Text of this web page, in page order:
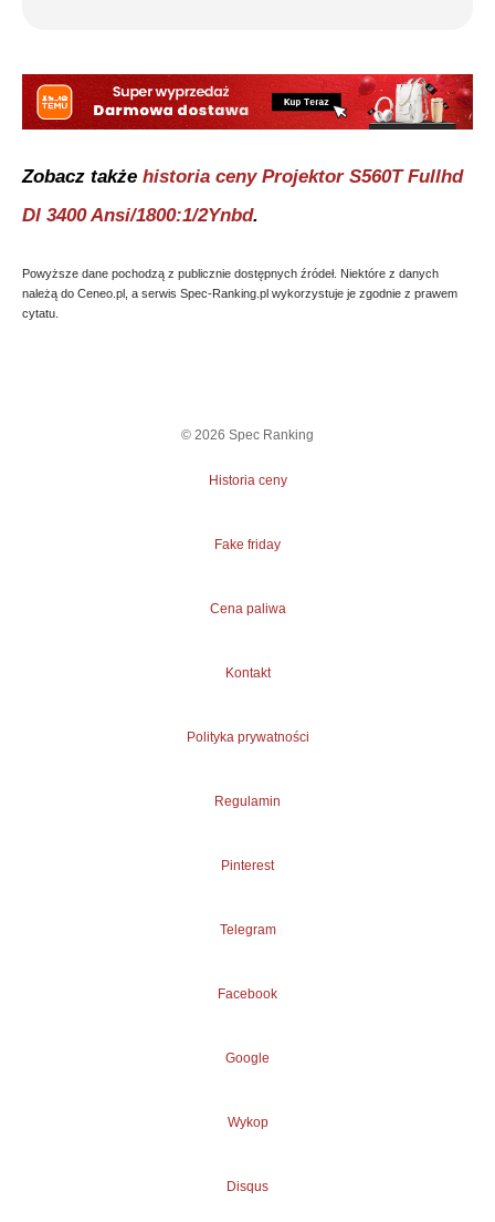
Zobacz także historia ceny Projektor S560T Fullhd
Dl 3400 Ansi/1800:1/2Ynbd.
Powyższe dane pochodzą z publicznie dostępnych źródeł. Niektóre z danych
należą do Ceneo.pl, a serwis Spec-Ranking.pl wykorzystuje je zgodnie z prawem
cytatu.
© 2026 Spec Ranking
Historia ceny
Fake friday
Cena paliwa
Kontakt
Polityka prywatności
Regulamin
Pinterest
Telegram
Facebook
Google
Wykop
Disqus